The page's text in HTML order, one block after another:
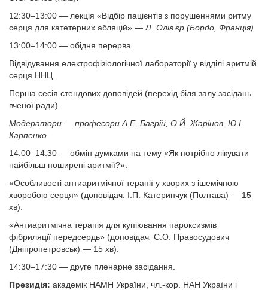
12:30–13:00 — лекція «Відбір пацієнтів з порушеннями ритму
серця для катетерних абляцій» — Л. Олів’єр (Бордо, Франція)
13:00–14:00 — обідня перерва.
Відвідування електрофізіологічної лабораторії у відділі аритмій
серця ННЦ.
Перша сесія стендових доповідей (перехід біля залу засідань
вченої ради).
Модератори — професори А.Е. Багрій, О.Й. Жарінов, Ю.І.
Карпенко.
14:00–14:30 — обмін думками на тему «Як потрібно лікувати
найбільш поширені аритмії?»:
«Особливості антиаритмічної терапії у хворих з ішемічною
хворобою серця» (доповідач: І.П. Катеринчук (Полтава) — 15
хв).
«Антиаритмічна терапія для купіювання пароксизмів
фібриляції передсердь» (доповідач: С.О. Правосудович
(Дніпропетровськ) — 15 хв).
14:30–17:30 — друге пленарне засідання.
Президія: академік НАМН України, чл.-кор. НАН України і